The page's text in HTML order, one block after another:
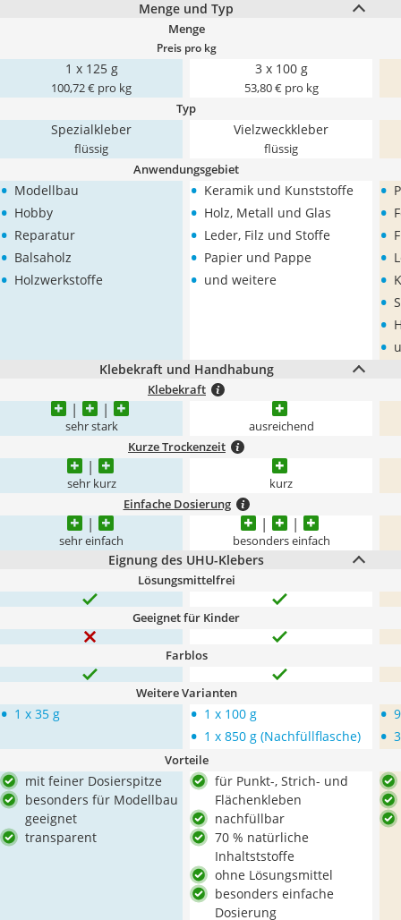
Menge und Typ
Menge
Preis pro kg
1 x 125 g
100,72 € pro kg
3 x 100 g
53,80 € pro kg
Typ
Spezialkleber
flüssig
Vielzweckkleber
flüssig
Anwendungsgebiet
• Modellbau
• Hobby
• Reparatur
• Balsaholz
• Holzwerkstoffe
• Keramik und Kunststoffe
• Holz, Metall und Glas
• Leder, Filz und Stoffe
• Papier und Pappe
• und weitere
•
•
•
•
•
•
•
•
Klebekraft und Handhabung
Klebekraft
sehr stark ausreichend
Kurze Trockenzeit
sehr kurz kurz
Einfache Dosierung
sehr einfach besonders einfach
Eignung des UHU-Klebers
Lösungsmittelfrei
Geeignet für Kinder
Farblos
Weitere Varianten
• 1 x 35 g • 1 x 100 g
• 1 x 850 g (Nachfüllflasche)
•
•
Vorteile
mit feiner Dosierspitze
besonders für Modellbau
geeignet
transparent
für Punkt-, Strich- und
Flächenkleben
nachfüllbar
70 % natürliche
Inhaltststoffe
ohne Lösungsmittel
besonders einfache
Dosierung